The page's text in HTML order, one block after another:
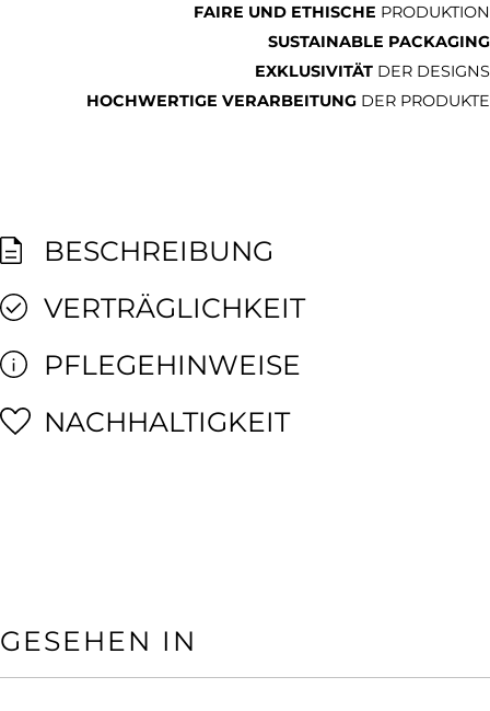
FAIRE UND ETHISCHE PRODUKTION
SUSTAINABLE PACKAGING
EXKLUSIVITÄT DER DESIGNS
HOCHWERTIGE VERARBEITUNG DER PRODUKTE
BESCHREIBUNG
VERTRÄGLICHKEIT
PFLEGEHINWEISE
NACHHALTIGKEIT
GESEHEN IN